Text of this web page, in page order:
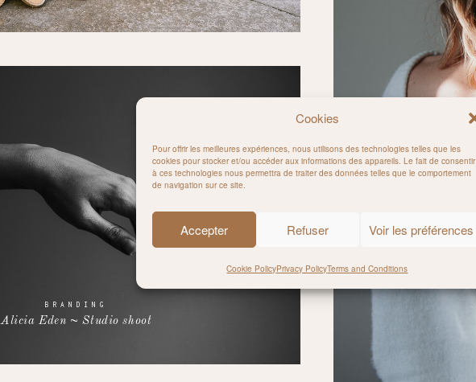
Cookies
Pour offrir les meilleures expériences, nous utilisons des technologies telles que les
cookies pour stocker et/ou accéder aux informations des appareils. Le fait de consentir
à ces technologies nous permettra de traiter des données telles que le comportement
de navigation sur ce site.
Accepter Refuser Voir les préférences
Cookie PolicyPrivacy PolicyTerms and Conditions
BRANDING
Alicia Eden ~ Studio shoot